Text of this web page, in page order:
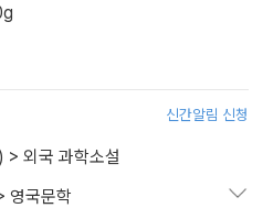
신간알림 신청
> 외국 과학소설
영국문학